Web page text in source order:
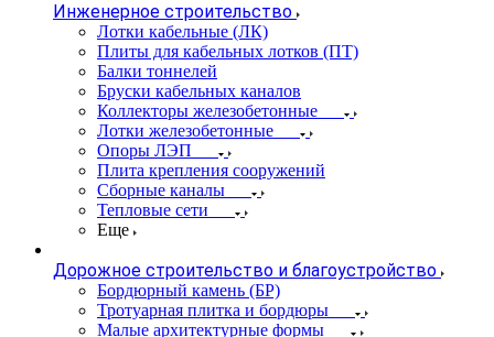
Инженерное строительство
Лотки кабельные (ЛК)
Плиты для кабельных лотков (ПТ)
Балки тоннелей
Бруски кабельных каналов
Коллекторы железобетонные
Лотки железобетонные
Опоры ЛЭП
Плита крепления сооружений
Сборные каналы
Тепловые сети
Еще
Дорожное строительство и благоустройство
Бордюрный камень (БР)
Тротуарная плитка и бордюры
Малые архитектурные формы